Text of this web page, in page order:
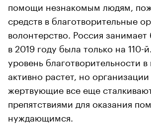
помощи незнакомым людям,
средств в благотворительные
волонтерство. Россия занимает
в 2019 году была только на 110-
уровень благотворительности
активно растет, но
жертвующие все еще
препятствиями для оказания
нуждающимся.